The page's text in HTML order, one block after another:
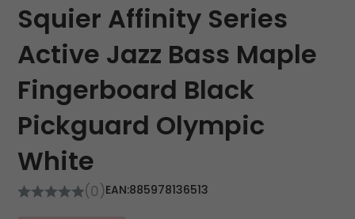
Squier Affinity Series
Active Jazz Bass Maple
Fingerboard Black
Pickguard Olympic
White
(0)EAN:885978136513